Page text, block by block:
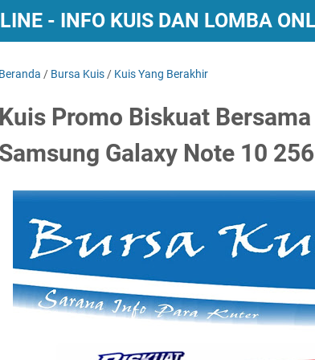
- INFO KUIS DAN LOMBA
Beranda / Bursa Kuis / Kuis Yang Berakhir
Kuis Promo Biskuat
Samsung Galaxy Note 10